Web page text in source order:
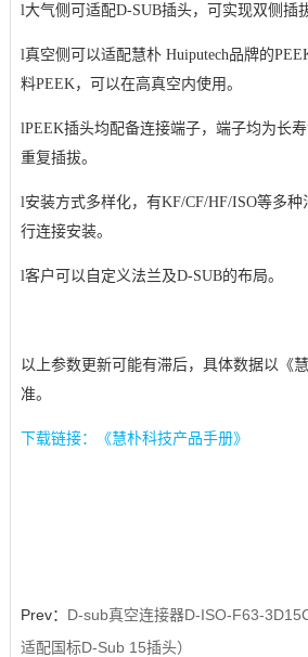
l大气侧可适配D-SUB插头，可实现双侧插
l真空侧可以适配慧朴 Huiputech品牌的
料PEEK，可以在高真空内使用。
lPEEK插头均配备连接端子，端子均为长
重复插拔。
l安装方式多样化，有KF/CF/HF/ISO等多
行连接安装。
l客户可以自定义法兰及D-SUB的布局。
以上参数更新可能有滞后，具体数据以《
准。
下载链接：《慧朴科技产品手册》
Prev： D-sub真空连接器D-ISO-F63-
适配国标D-Sub 15插头）